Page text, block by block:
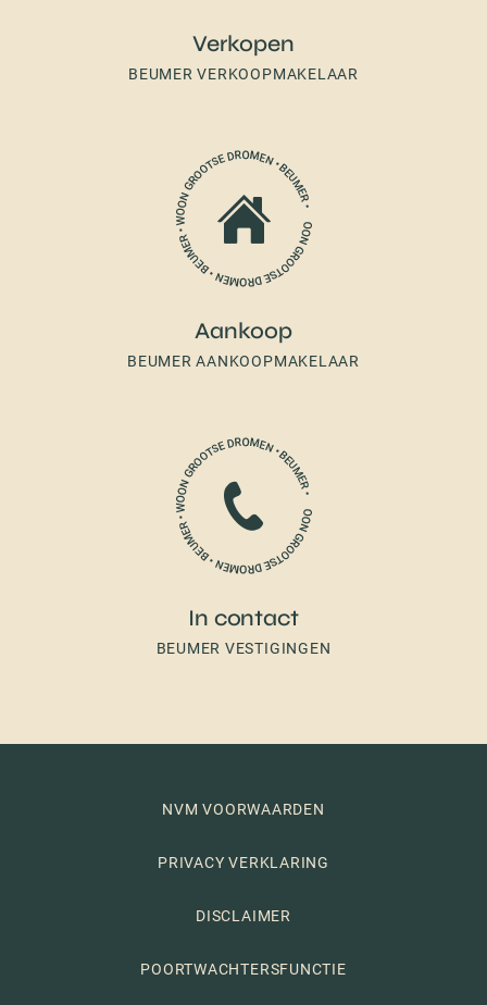
Verkopen
BEUMER VERKOOPMAKELAAR
Aankoop
BEUMER AANKOOPMAKELAAR
In contact
BEUMER VESTIGINGEN
NVM VOORWAARDEN
PRIVACY VERKLARING
DISCLAIMER
POORTWACHTERSFUNCTIE